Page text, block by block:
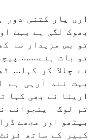
اری یار کتنی دور
بھوک لگی ہے بہت
تو بس مزیدار سا
تو بات بنے.......
نے چللا کر کہا...
بہت نند آرہی ہے
ارینا نے بھی کہا
تم لوگ اینجوائے
بیٹھو اور مجھے
کبیر کے ساتھ